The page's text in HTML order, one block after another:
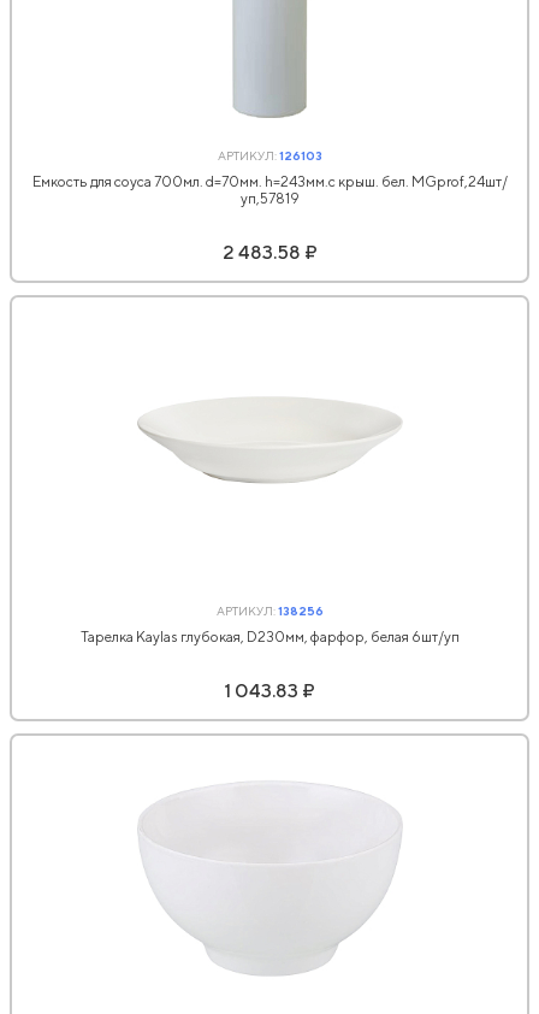
АРТИКУЛ:126103
Емкость для соуса 700мл. d=70мм. h=243мм.с крыш. бел. MGprof,24шт/
уп,57819
2 483.58 ₽
АРТИКУЛ:138256
Тарелка Kaylas глубокая, D230мм, фарфор, белая 6шт/уп
1 043.83 ₽